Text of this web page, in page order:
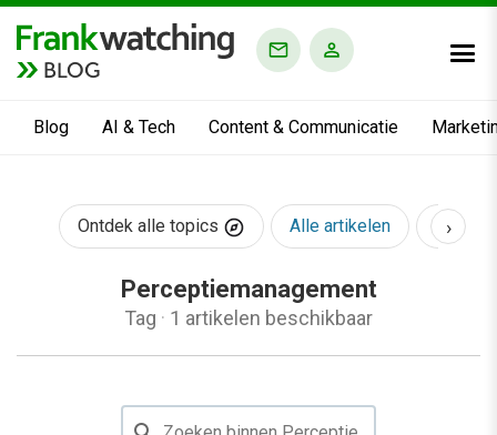
BLOG
Blog AI & Tech Content & Communicatie
Ontdek alle topics Alle artikelen AI &
›
Perceptiemanagement
Tag · 1 artikelen beschikbaar